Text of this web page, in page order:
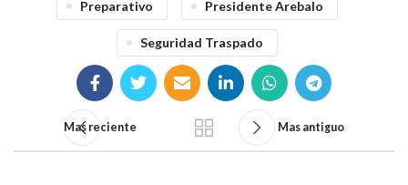
Preparativo Presidente Arebalo
Seguridad Traspado
Mas reciente Mas antiguo